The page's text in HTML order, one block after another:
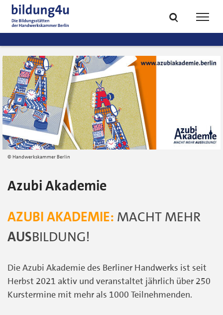
zum
Inhalt
springen
Fußzeile
springen
Suche
Handwerkskammer Berlin
Azubi Akademie
AZUBI AKADEMIE: MACHT MEHR
AUSBILDUNG!
Die Azubi Akademie des Berliner Handwerks ist seit
Herbst 2021 aktiv und veranstaltet jährlich über 250
Kurstermine mit mehr als 1000 Teilnehmenden.